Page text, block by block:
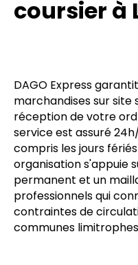
Une
coursier à
DAGO Express
marchandises sur site
réception de votre
service est assuré
compris les jours
organisation s'appuie